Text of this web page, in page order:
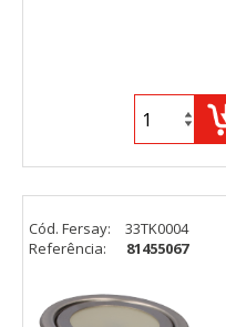
Cód. Fersay:
33TK0004
Referência:
81455067